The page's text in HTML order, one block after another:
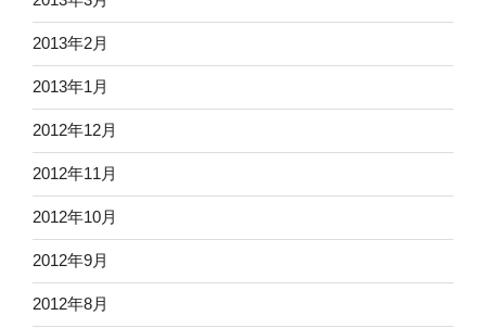
2013年2月
2013年1月
2012年12月
2012年11月
2012年10月
2012年9月
2012年8月